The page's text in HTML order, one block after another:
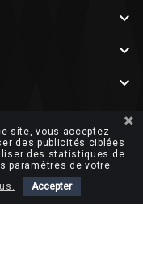



site, vous acceptez
des publicités ciblées
des statistiques de
paramètres de votre
Accepter